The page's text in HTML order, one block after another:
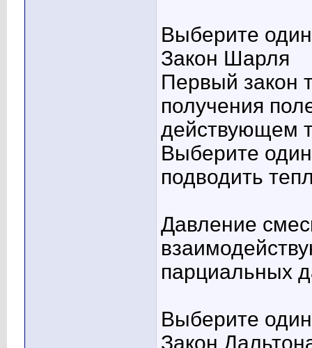
Выберите
Закон Шарля
Первый закон
получения
действующем
Выберите
подводить
Давление
парциальных
Выберите
Закон